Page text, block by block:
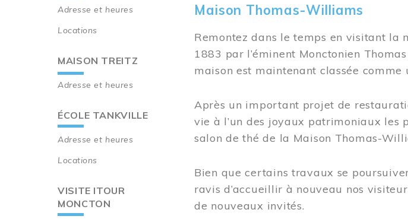
Adresse et heures
Locations
MAISON TREITZ
Adresse et heures
ÉCOLE TANKVILLE
Adresse et heures
Locations
VISITE ITOUR
MONCTON
Maison Thomas-Williams
Remontez dans le temps en visitant la
1883 par l’éminent Monctonien
maison est maintenant classée
Après un important projet de
vie à l’un des joyaux patrimoniaux les
salon de thé de la Maison Thomas-
Bien que certains travaux se
ravis d’accueillir à nouveau nos
de nouveaux invités.